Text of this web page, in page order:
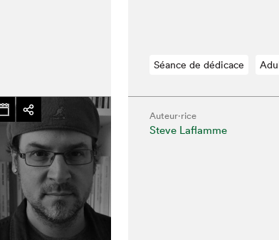
Séance de dédicace
Auteur·rice
Steve Laflamme